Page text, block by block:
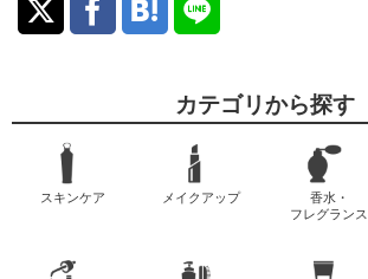
カテゴリから探す
スキンケア メイクアップ
香水・
フレグランス